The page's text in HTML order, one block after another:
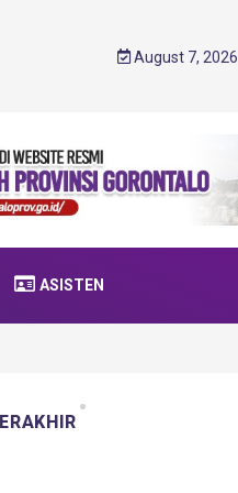
August 7, 2026
ASISTEN